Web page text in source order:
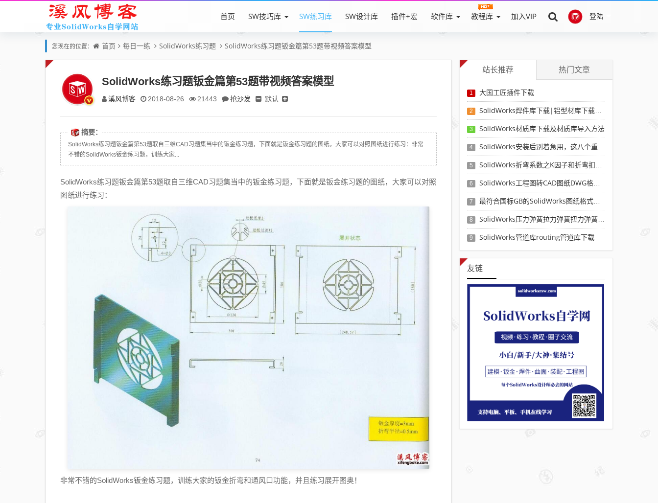
登陆
首页 SW技巧库 SW练习库 SW设计库 插件+宏 软件库 教程库 加入VIP
您现在的位置： 首页 每日一练 SolidWorks练习题 SolidWorks练习题钣金篇第53题带视频答案模型
SolidWorks练习题钣金篇第53题带视频答案模型
溪风博客 2018-08-26 21443 抢沙发 默认
摘要：
SolidWorks练习题钣金篇第53题取自三维CAD习题集当中的钣金练习题，下面就是钣金练习题的图纸，大家可以对照图纸进行练习：非常
不错的SolidWorks钣金练习题，训练大家...
SolidWorks练习题钣金篇第53题取自三维CAD习题集当中的钣金练习题，下面就是钣金练习题的图纸，大家可以对照
图纸进行练习：
非常不错的SolidWorks钣金练习题，训练大家的钣金折弯和通风口功能，并且练习展开图奥！
站长推荐 热门文章
1 大国工匠插件下载
2 SolidWorks焊件库下载|铝型材库下载|附sw焊件库添加配置使用教程
3 SolidWorks材质库下载及材质库导入方法
4 SolidWorks安装后别着急用，这八个重要SolidWorks设置可以提高你的画图效率
5 SolidWorks折弯系数之K因子和折弯扣除表-溪风推荐
6 SolidWorks工程图转CAD图纸DWG格式映射文件无乱码可分层-溪风亲测推荐
7 最符合国标GB的SolidWorks图纸格式和图纸模板下载-溪风专用版
8 SolidWorks压力弹簧拉力弹簧扭力弹簧涡卷弹簧自动生成宏程序下载
9 SolidWorks管道库routing管道库下载
友链